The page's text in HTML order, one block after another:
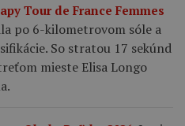
Tour de France Femmes
po 6-kilometrovom sóle a
So stratou 17 sekúnd
mieste Elisa Longo